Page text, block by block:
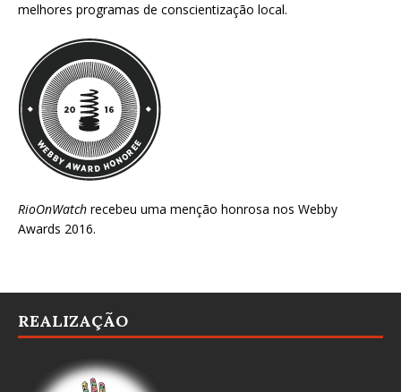
melhores programas de conscientização local.
RioOnWatch recebeu uma menção honrosa nos Webby
Awards 2016.
REALIZAÇÃO